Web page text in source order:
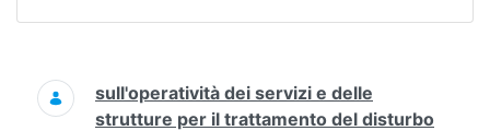
Ricerca
sull'operatività dei servizi e delle
strutture per il trattamento del disturbo